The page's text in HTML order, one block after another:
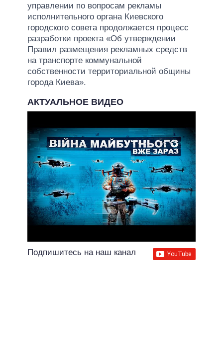
управлении по вопросам рекламы
исполнительного органа Киевского
городского совета продолжается процесс
разработки проекта «Об утверждении
Правил размещения рекламных средств
на транспорте коммунальной
собственности территориальной общины
города Киева».
АКТУАЛЬНОЕ ВИДЕО
Подпишитесь на наш канал